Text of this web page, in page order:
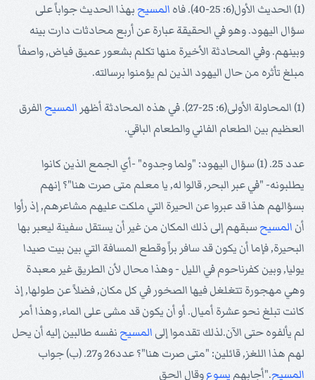
(1) الحديث الأول(6: 25-40). فاه المسيح بهذا الحديث جواباً على
سؤال اليهود. وهو في الحقيقة عبارة عن أربع محادثات دارت بينه
وبينهم. وفي المحادثة الأخيرة منها تكلم بشعور عميق فياض, واصفاً
مبلغ تأثره من حال اليهود الذين لم يؤمنوا برسالته.
(1) المحاولة الأولى(6: 25-27). في هذه المحادثة أظهر المسيح الفرق
العظيم بين الطعام الفاني والطعام الباقي.
عدد 25. (1) سؤال اليهود: "ولما وجدوه" -أي الجمع الذين كانوا
يطلبونه- "في عبر البحر, قالوا له, يا معلم متى صرت هنا"؟ إنهم
بسؤالهم هذا قد عبروا عن الحيرة التي ملكت عليهم مشاعرهم, إذ رأوا
أن المسيحسبقهم إلى ذلك المكان من غير أن يستقل سفينة ليعبر بها
البحيرة, فإما أن يكون قد سافر براً وقطع المسافة التي بين بيت صيدا
يوليا, وبين كفرناحوم في الليل - وهذا محال لأن الطريق غير معبدة
وهي مهجورة تتغلغل فيها الصخور في كل مكان, فضلاً عن طولها, إذ
كانت تبلغ نحو عشرة أميال. أو أن يكون قد مشى على الماء, وهذا أمر
لم يألفوه حتى الآن.لذلك تقدموا إلى المسيح نفسه طالبين إليه أن يحل
لهم هذا اللغز, قائلين: "متى صرت هنا"؟ عدد26 و27. (ب) جواب
المسيح."أجابهم يسوعوقال الحق